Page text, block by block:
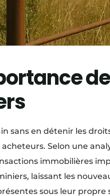
de
sans en détenir les
Selon une
immobilières
laissant les
sous leur propre